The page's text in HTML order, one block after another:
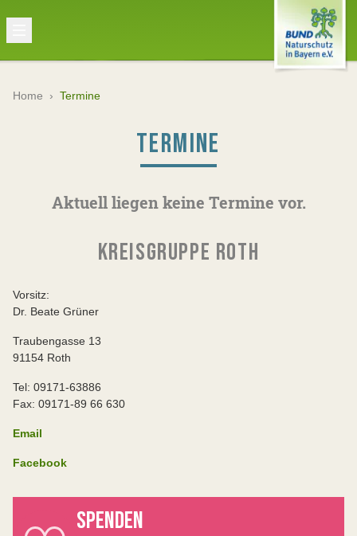
Home › Termine
TERMINE
Aktuell liegen keine Termine vor.
KREISGRUPPE ROTH
Vorsitz:
Dr. Beate Grüner
Traubengasse 13
91154 Roth
Tel: 09171-63886
Fax: 09171-89 66 630
Email
Facebook
SPENDEN